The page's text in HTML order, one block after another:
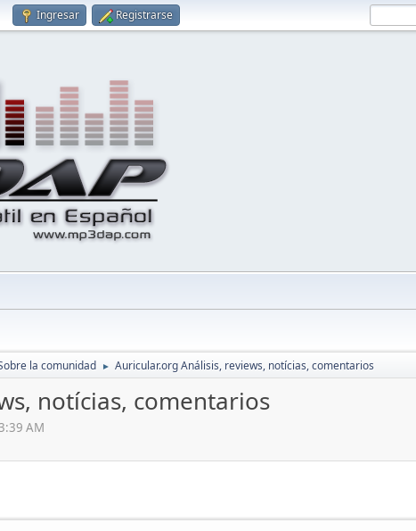
Ingresar Registrarse
la comunidad ► Auricular.org Análisis, reviews, notícias, comentarios
notícias, comentarios
AM